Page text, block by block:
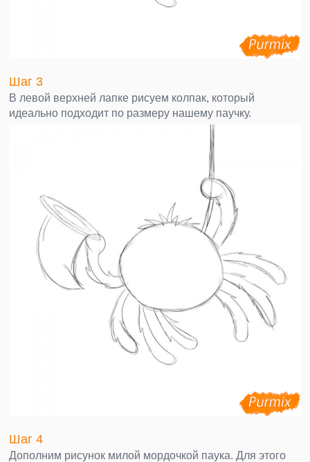
Шаг 3
В левой верхней лапке рисуем колпак, который
идеально подходит по размеру нашему паучку.
Шаг 4
Дополним рисунок милой мордочкой паука. Для этого